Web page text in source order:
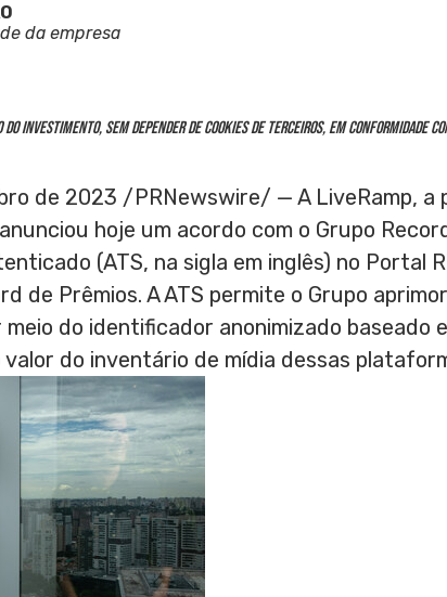
da empresa
investimento, sem depender de cookies de terceiros, em conformidade
de 2023 /PRNewswire/ — A LiveRamp, a
hoje um acordo com o Grupo
(ATS, na sigla em inglês) no Portal
de Prêmios. A ATS permite o Grupo
do identificador anonimizado baseado
valor do inventário de mídia dessas